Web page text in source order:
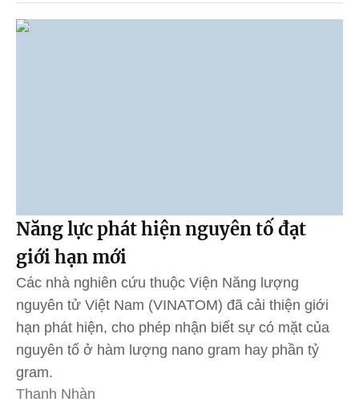
Năng lực phát hiện nguyên tố đạt
giới hạn mới
Các nhà nghiên cứu thuộc Viện Năng lượng
nguyên tử Việt Nam (VINATOM) đã cải thiện giới
hạn phát hiện, cho phép nhận biết sự có mặt của
nguyên tố ở hàm lượng nano gram hay phần tỷ
gram.
Thanh Nhàn